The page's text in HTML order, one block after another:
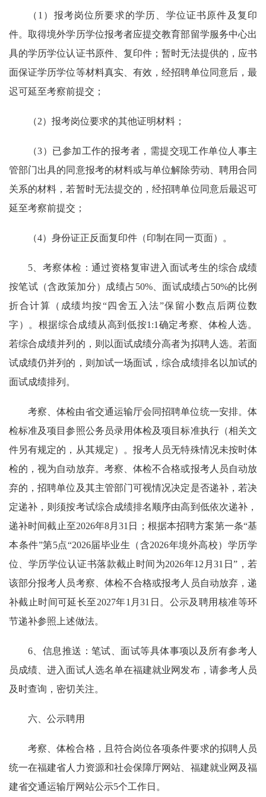
（1）报考岗位所要求的学历、学位证书原件及复印
件。取得境外学历学位报考者应提交教育部留学服务中心出
具的学历学位认证书原件、复印件；暂时无法提供的，应书
面保证学历学位等材料真实、有效，经招聘单位同意后，最
迟可延至考察前提交；
（2）报考岗位要求的其他证明材料；
（3）已参加工作的报考者，需提交现工作单位人事主
管部门出具的同意报考的材料或与单位解除劳动、聘用合同
关系的材料，若暂时无法提交的，经招聘单位同意后最迟可
延至考察前提交；
（4）身份证正反面复印件（印制在同一页面）。
5、考察体检：通过资格复审进入面试考生的综合成绩
按笔试（含政策加分）成绩占50%、面试成绩占50%的比例
折合计算（成绩均按“四舍五入法”保留小数点后两位数
字）。根据综合成绩从高到低按1:1确定考察、体检人选。
若综合成绩并列的，则以面试成绩分高者为拟聘人选。若面
试成绩仍并列的，则加试一场面试，综合成绩排名以加试的
面试成绩排列。
考察、体检由省交通运输厅会同招聘单位统一安排。体
检标准及项目参照公务员录用体检及项目标准执行（相关文
件另有规定的，从其规定）。报考人员无特殊情况未按时体
检的，视为自动放弃。考察、体检不合格或报考人员自动放
弃的，招聘单位及其主管部门可视情况决定是否递补，若决
定递补，则须按考试综合成绩排名顺序由高到低依次递补，
递补时间截止至2026年8月31日；根据本招聘方案第一条“基
本条件”第5点“2026届毕业生（含2026年境外高校）学历学
位、学历学位认证书落款截止时间为2026年12月31日”，若
该部分报考人员考察、体检不合格或报考人员自动放弃，递
补截止时间可延长至2027年1月31日。公示及聘用核准等环
节递补参照上述做法。
6、信息推送：笔试、面试等具体事项以及所有参考人
员成绩、进入面试人选名单在福建就业网发布，请参考人员
及时查询，密切关注。
六、公示聘用
考察、体检合格，且符合岗位各项条件要求的拟聘人员
统一在福建省人力资源和社会保障厅网站、福建就业网及福
建省交通运输厅网站公示5个工作日。